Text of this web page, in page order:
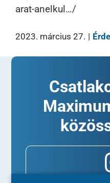
arat-anelkul…/
2023. március 27. |